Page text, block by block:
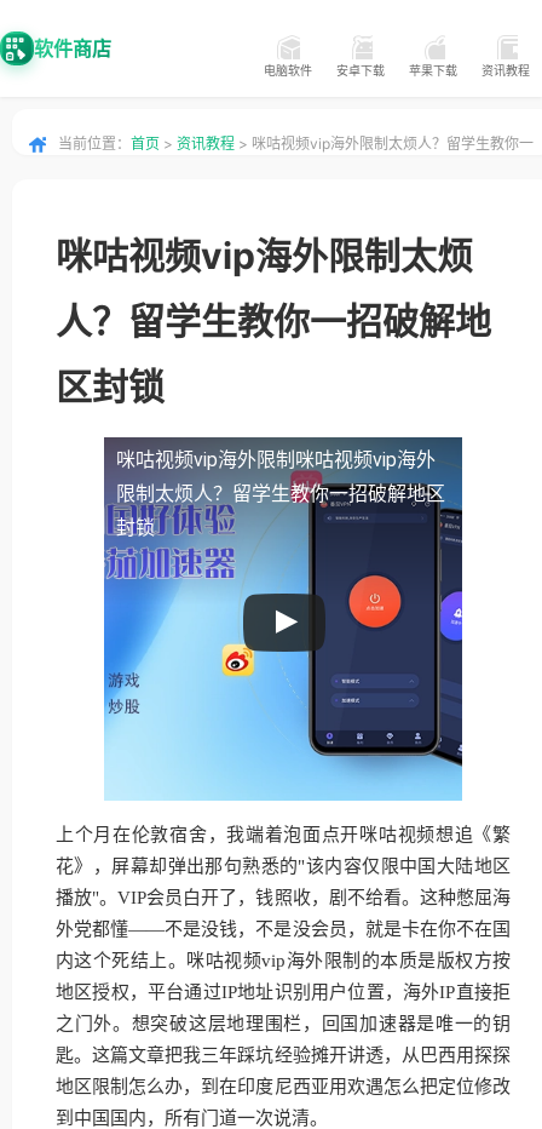
软件商店
电脑软件 安卓下载 苹果下载 资讯教程
当前位置： 首页 > 资讯教程 > 咪咕视频vip海外限制太烦人？留学生教你一
咪咕视频vip海外限制太烦
人？留学生教你一招破解地
区封锁
咪咕视频vip海外限制 咪咕视频vip海外
限制太烦人？留学生教你一招破解地区
封锁
上个月在伦敦宿舍，我端着泡面点开咪咕视频想追《繁
花》，屏幕却弹出那句熟悉的"该内容仅限中国大陆地区
播放"。VIP会员白开了，钱照收，剧不给看。这种憋屈海
外党都懂——不是没钱，不是没会员，就是卡在你不在国
内这个死结上。咪咕视频vip海外限制的本质是版权方按
地区授权，平台通过IP地址识别用户位置，海外IP直接拒
之门外。想突破这层地理围栏，回国加速器是唯一的钥
匙。这篇文章把我三年踩坑经验摊开讲透，从巴西用探探
地区限制怎么办，到在印度尼西亚用欢遇怎么把定位修改
到中国国内，所有门道一次说清。